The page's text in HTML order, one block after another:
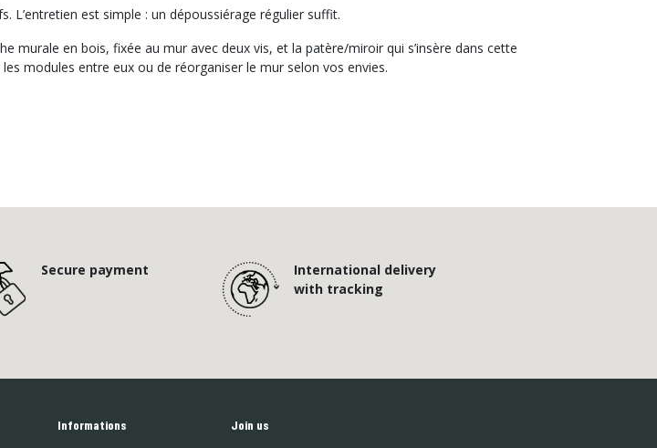
L’entretien est simple : un dépoussiérage régulier suffit.
murale en bois, fixée au mur avec deux vis, et la patère/miroir qui s’insère dans cette
modules entre eux ou de réorganiser le mur selon vos envies.
International delivery
with tracking
Secure payment
Informations Join us